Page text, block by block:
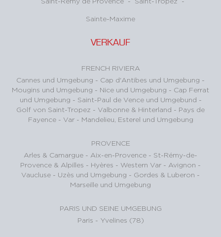
VERKAUF
FRENCH RIVIERA
Cannes und Umgebung - Cap d'Antibes und Umgebung -
Mougins und Umgebung - Nice und Umgebung - Cap Ferrat
und Umgebung - Saint-Paul de Vence und Umgebund -
Golf von Saint-Tropez - Valbonne & Hinterland - Pays de
Fayence - Var - Mandelieu, Esterel und Umgebung
PROVENCE
Arles & Camargue - Aix-en-Provence - St-Rémy-de-
Provence & Alpilles - Hyères - Western Var - Avignon -
Vaucluse - Uzès und Umgebung - Gordes & Luberon -
Marseille und Umgebung
PARIS UND SEINE UMGEBUNG
Paris - Yvelines (78)
Sainte-Maxime